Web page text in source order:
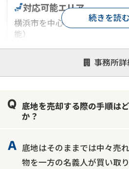
事務所詳
対応可能エリア
横浜市を中心とした神奈川県
能）
オンライン面談
決済までが早い
1億円以上の買
続きを読む
底地を売却する際の手順は
か？
底地はそのままでは中々売
物を一方の名義人が買い取